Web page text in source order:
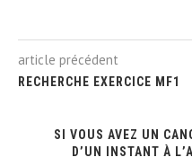
article précédent
RECHERCHE EXERCICE MF1
SI VOUS AVEZ UN
D’UN INSTANT À